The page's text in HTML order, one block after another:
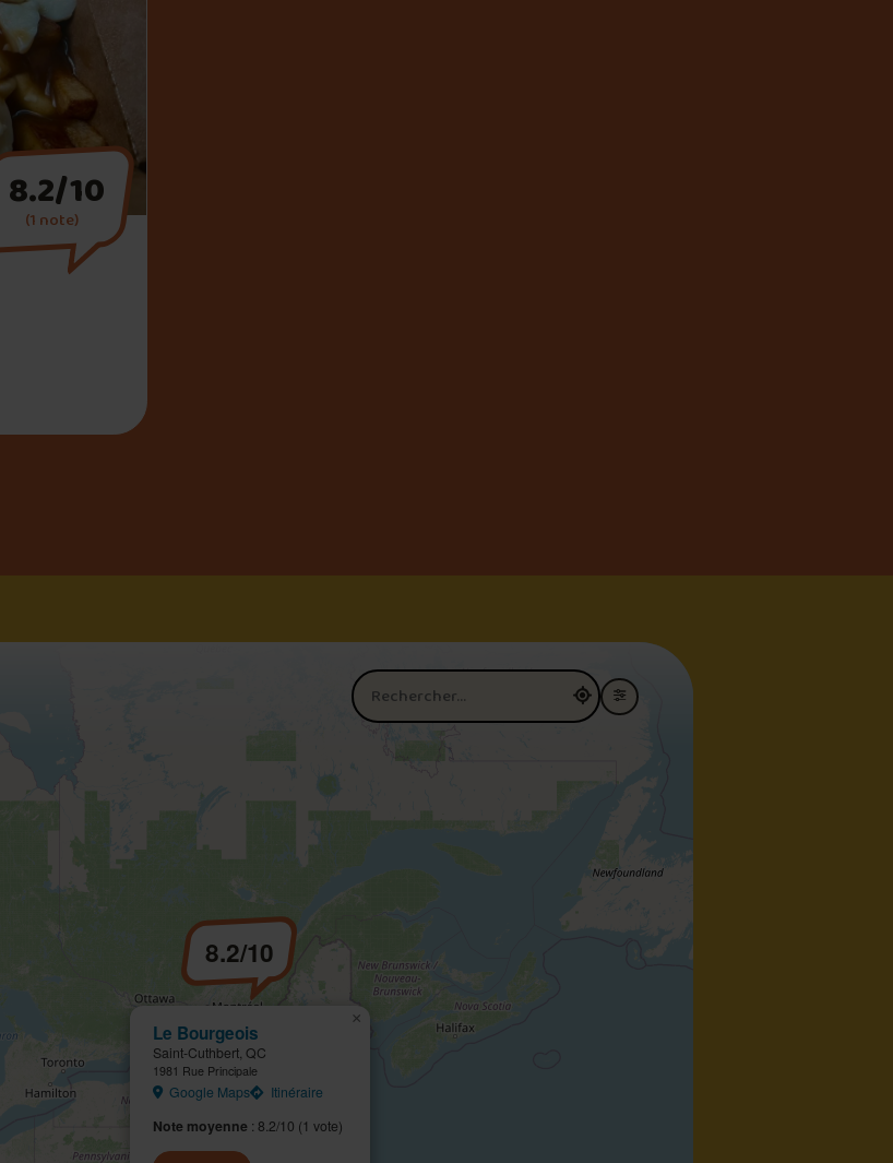
8.2/10
(1 note)
Nom du restaurant
8.2/10
Le Bourgeois
Saint-Cuthbert, QC
1981 Rue Principale
Google Maps
Itinéraire
Note moyenne : 8.2/10 (1 vote)
×